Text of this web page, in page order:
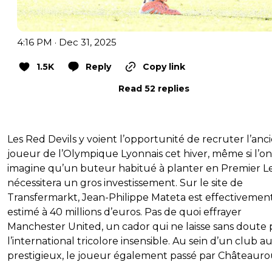
4:16 PM · Dec 31, 2025
1.5K Reply
Copy link
Read 52 replies
Les Red Devils y voient l’opportunité de recruter
joueur de l’Olympique Lyonnais cet hiver, même si l’on
imagine qu’un buteur habitué à planter en Premier
nécessitera un gros investissement. Sur le site de
Transfermarkt, Jean-Philippe Mateta est
estimé à 40 millions d’euros. Pas de quoi effrayer
Manchester United, un cador qui ne laisse sans doute
l’international tricolore insensible. Au sein d’un club
prestigieux, le joueur également passé par